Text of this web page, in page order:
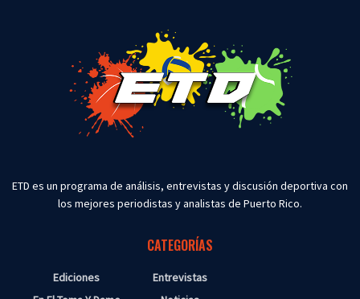
ETD es un programa de análisis, entrevistas y discusión deportiva con
los mejores periodistas y analistas de Puerto Rico.
CATEGORÍAS
Ediciones
Entrevistas